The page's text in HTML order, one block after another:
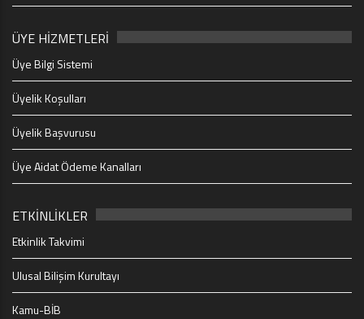
ÜYE HİZMETLERİ
Üye Bilgi Sistemi
Üyelik Koşulları
Üyelik Başvurusu
Üye Aidat Ödeme Kanalları
ETKİNLİKLER
Etkinlik Takvimi
Ulusal Bilişim Kurultayı
Kamu-BİB